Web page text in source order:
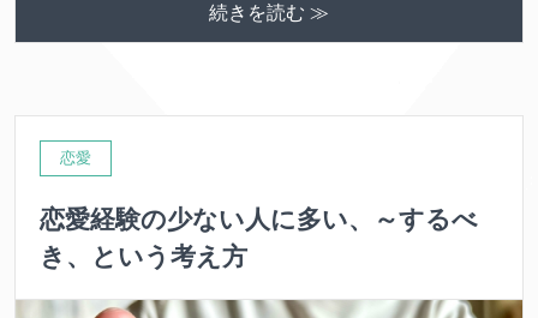
続きを読む ≫
恋愛
恋愛経験の少ない人に多い、～するべ
き、という考え方